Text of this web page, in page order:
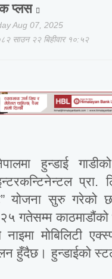
प्लस
Aug 07, 2025
साउन २२ बिहीवार १०:५२
हुन्डाई
प्रा.
योजना सुरु गरेको
गतेसम्म काठमाडौंको
मोबिलिटी
हुँदैछ। हुन्डाईको